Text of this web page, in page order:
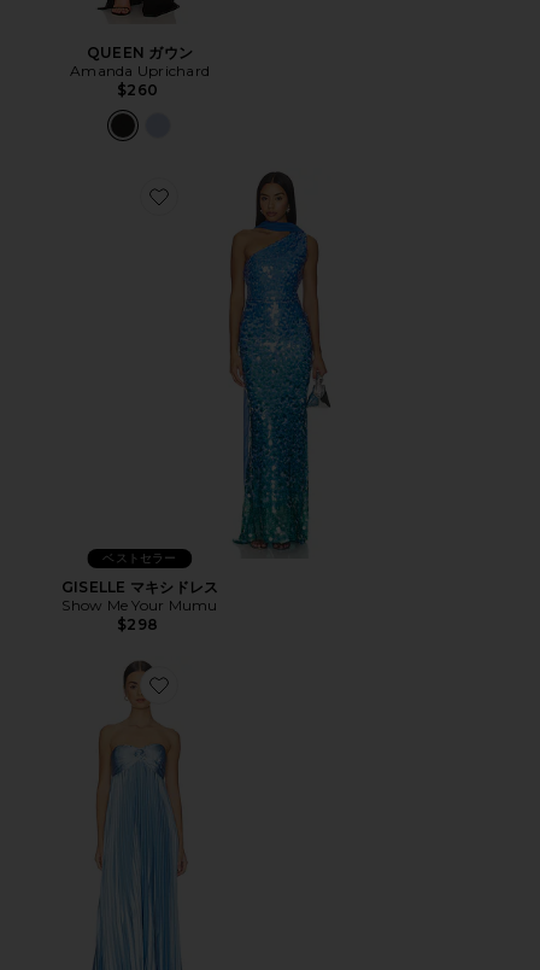
QUEEN ガウン
Amanda Uprichard
$260
Favorite GISELLE マキシドレス
ベストセラー
GISELLE マキシドレス
Show Me Your Mumu
$298
Favorite CYRINA ドレス